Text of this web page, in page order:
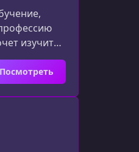
изучить
и
для
на C# с
знания;
Посмотреть